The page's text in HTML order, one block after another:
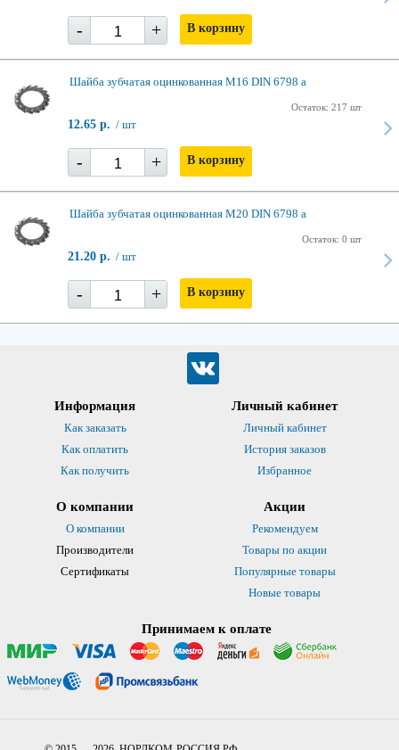
- + В корзину
Шайба зубчатая оцинкованная М16 DIN 6798 a
Остаток: 217 шт
12.65 р. / шт
- + В корзину
Шайба зубчатая оцинкованная М20 DIN 6798 a
Остаток: 0 шт
21.20 р. / шт
- + В корзину
Информация
Как заказать
Как оплатить
Как получить
Личный кабинет
Личный кабинет
История заказов
Избранное
О компании
О компании
Производители
Сертификаты
Акции
Рекомендуем
Товары по акции
Популярные товары
Новые товары
Принимаем к оплате